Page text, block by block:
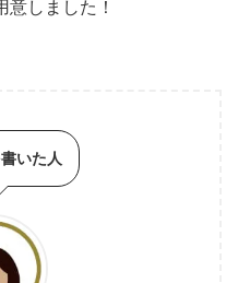
しました！
いた人